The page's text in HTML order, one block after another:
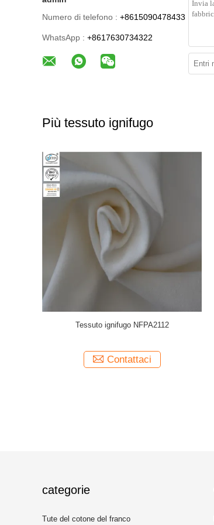
Numero di telefono : +8615090478433
WhatsApp : +8617630734322
Più tessuto ignifugo
Tessuto ignifugo di FRC dell'isolamento
Contattaci
categorie
Tute del cotone del franco